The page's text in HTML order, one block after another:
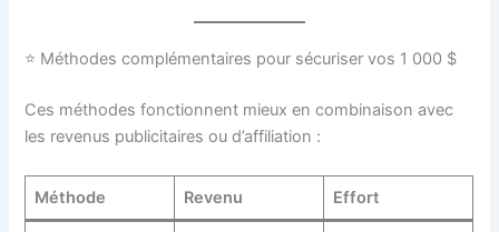
⭐ Méthodes complémentaires pour sécuriser vos 1 000 $
Ces méthodes fonctionnent mieux en combinaison avec
les revenus publicitaires ou d’affiliation :
Méthode Revenu Effort